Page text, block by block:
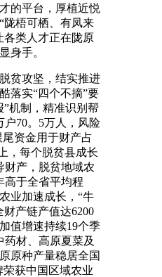
的平台，厚植近悦
陇梧可栖、有凤来
各类人才正在陇原
身手。
攻坚，结实推进
落实“四个不摘”要
”机制，精准识别帮
户70。5万人，风险
资金用于财产占
，每个脱贫县成长
财产，脱贫地域农
高于全省平均程
业加速成长，“牛
产链产值达6200
值增速持续19个季
药材、高原夏菜及
原种产量稳居全国
荣获中国区域农业